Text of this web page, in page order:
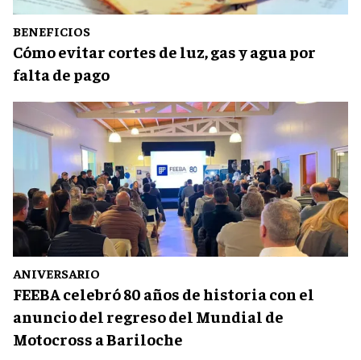
BENEFICIOS
Cómo evitar cortes de luz, gas y agua por
falta de pago
ANIVERSARIO
FEEBA celebró 80 años de historia con el
anuncio del regreso del Mundial de
Motocross a Bariloche